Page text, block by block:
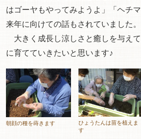
はゴーヤもやってみようよ」「ヘチ
来年に向けての話もされていました。
大きく成長し涼しさと癒しを与え
に育てていきたいと思います♪
朝顔の種を蒔きます
ひょうたんは苗を植えま
す